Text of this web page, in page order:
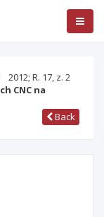
2012; R. 17, z. 2
CNC na
Back